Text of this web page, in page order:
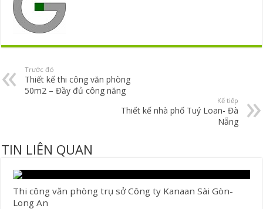
Trước đó
Thiết kế thi công văn phòng
50m2 – Đầy đủ công năng
Kế tiếp
Thiết kế nhà phố Tuý Loan- Đà
Nẵng
TIN LIÊN QUAN
Thi công văn phòng trụ sở Công ty Kanaan Sài Gòn-
Long An